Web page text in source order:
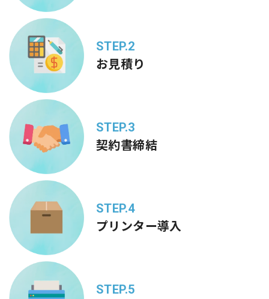
STEP.2
お見積り
STEP.3
契約書締結
STEP.4
プリンター導入
STEP.5